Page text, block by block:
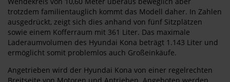
trotzdem familientauglich kommt das Modell daher. In Zahlen
ausgedrückt, zeigt sich dies anhand von fünf Sitzplätzen
sowie einem Kofferraum mit 361 Liter. Das maximale
Laderaumvolumen des Hyundai Kona beträgt 1.143 Liter und
ermöglicht somit problemlos auch Großeinkäufe.
Angetrieben wird der Hyundai Kona von einer regelrechten